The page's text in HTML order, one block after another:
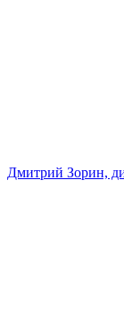
Дмитрий Зорин,